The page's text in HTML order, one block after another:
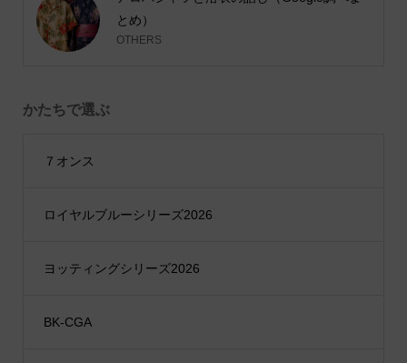
とめ）
OTHERS
かたちで選ぶ
７オンス
ロイヤルブルーシリーズ2026
ヨッティングシリーズ2026
BK-CGA